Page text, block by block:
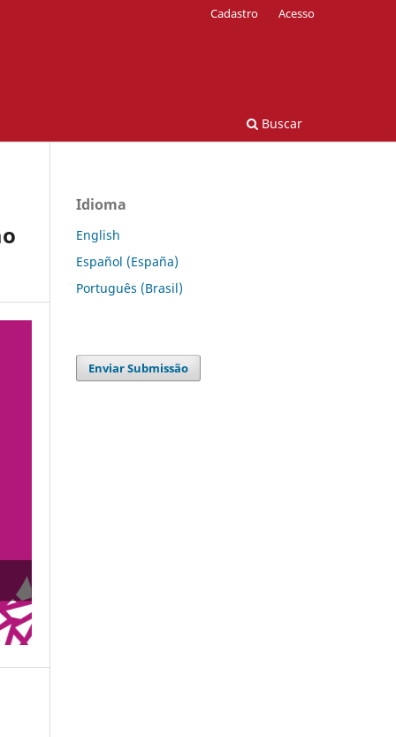
Buscar
Cadastro Acesso
Idioma
English
Español (España)
Português (Brasil)
Enviar Submissão